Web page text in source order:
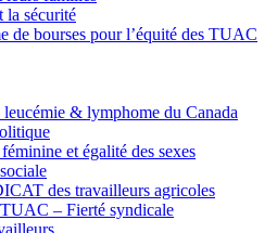
la sécurité
de bourses pour l’équité des TUAC
leucémie & lymphome du Canada
et égalité des sexes
des travailleurs agricoles
– Fierté syndicale